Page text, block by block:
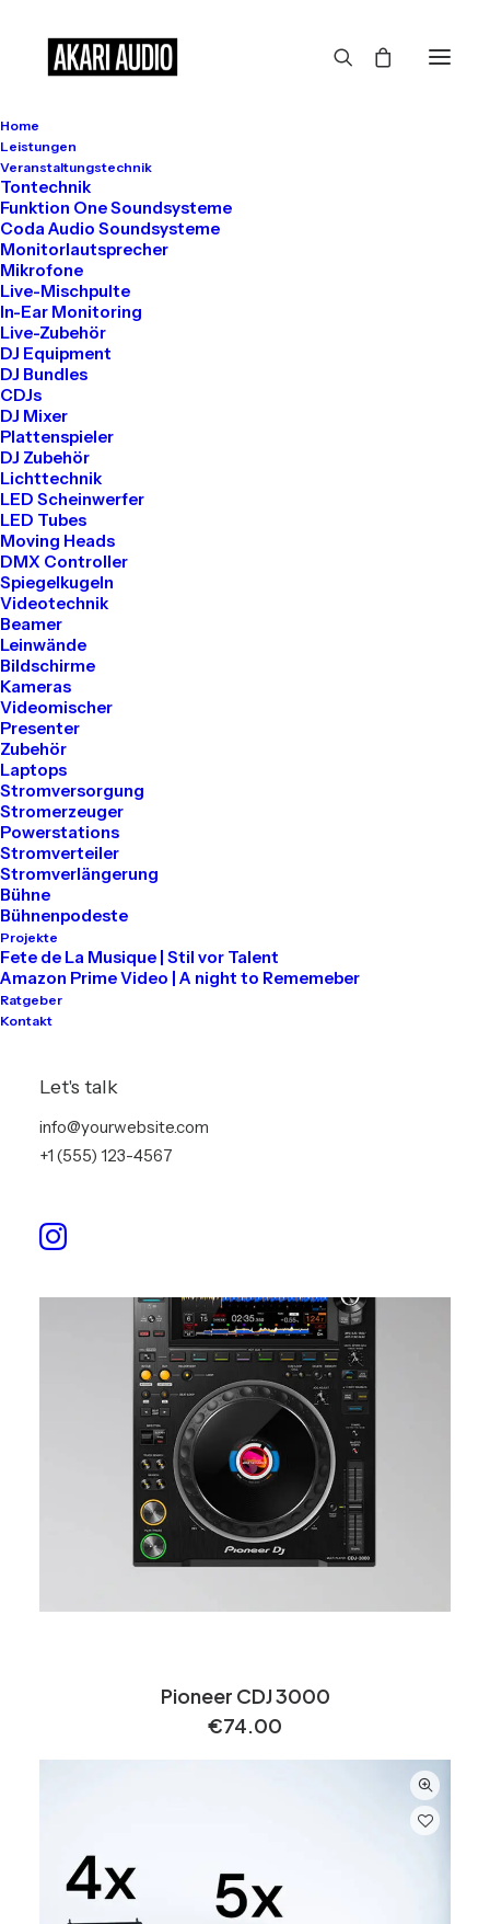
Home
Leistungen
Veranstaltungstechnik
Tontechnik
Funktion One Soundsysteme
Coda Audio Soundsysteme
Monitorlautsprecher
Mikrofone
Live-Mischpulte
In-Ear Monitoring
Live-Zubehör
DJ Equipment
DJ Bundles
CDJs
DJ Mixer
Plattenspieler
DJ Zubehör
Lichttechnik
LED Scheinwerfer
LED Tubes
Moving Heads
DMX Controller
Spiegelkugeln
Videotechnik
Beamer
Leinwände
Bildschirme
Kameras
Videomischer
Presenter
Zubehör
Laptops
Stromversorgung
Stromerzeuger
Powerstations
Stromverteiler
Stromverlängerung
Bühne
Bühnenpodeste
Projekte
Fete de La Musique | Stil vor Talent
Amazon Prime Video | A night to Rememeber
Ratgeber
Kontakt
Let's talk
info@yourwebsite.com
+1 (555) 123-4567
New
themodern
In order to be irreplaceable one
Pioneer CDJ 3000
€74.00